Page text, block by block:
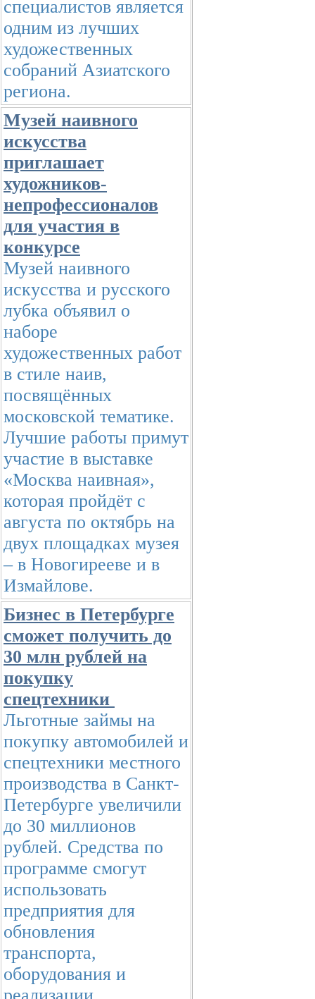
специалистов является
одним из лучших
художественных
собраний Азиатского
региона.
Музей наивного
искусства
приглашает
художников-
непрофессионалов
для участия в
конкурсе
Музей наивного
искусства и русского
лубка объявил о
наборе
художественных работ
в стиле наив,
посвящённых
московской тематике.
Лучшие работы примут
участие в выставке
«Москва наивная»,
которая пройдёт с
августа по октябрь на
двух площадках музея
– в Новогирееве и в
Измайлове.
Бизнес в Петербурге
сможет получить до
30 млн рублей на
покупку
спецтехники
Льготные займы на
покупку автомобилей и
спецтехники местного
производства в Санкт-
Петербурге увеличили
до 30 миллионов
рублей. Средства по
программе смогут
использовать
предприятия для
обновления
транспорта,
оборудования и